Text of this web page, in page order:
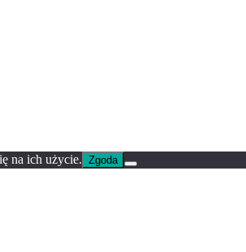
na ich użycie. Zgoda